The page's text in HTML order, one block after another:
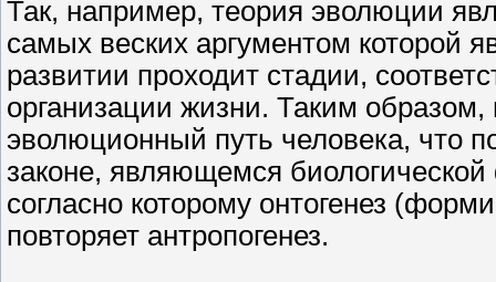
Так, например, теория эволюции
самых веских аргументом которой
развитии проходит стадии,
организации жизни. Таким
эволюционный путь человека, что
законе, являющемся
согласно которому онтогенез
повторяет антропогенез.